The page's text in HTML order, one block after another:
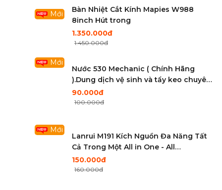
Mới
Bàn Nhiệt Cắt Kính Mapies W988
8inch Hút trong
1.350.000đ
1.450.000đ
Mới
Nước 530 Mechanic ( Chính Hãng
).Dung dịch vệ sinh và tẩy keo chuyên
dụng
90.000đ
100.000đ
Mới
Lanrui M191 Kích Nguồn Đa Năng Tất
Cả Trong Một All in One - All
Smartphone
150.000đ
160.000đ